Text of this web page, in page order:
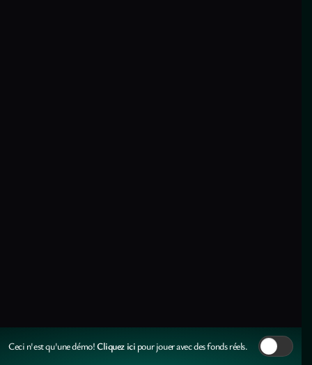
Ceci n'est qu'une démo!Cliquez ici pour jouer avec des fonds réels.